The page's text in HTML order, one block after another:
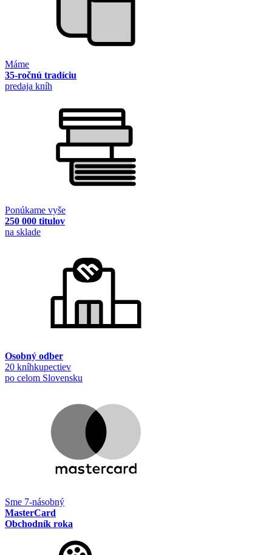
Máme
35-ročnú tradíciu
predaja kníh
Ponúkame vyše
250 000 titulov
na sklade
Osobný odber
20 kníhkupectiev
po celom Slovensku
Sme 7-násobný
MasterCard
Obchodník roka